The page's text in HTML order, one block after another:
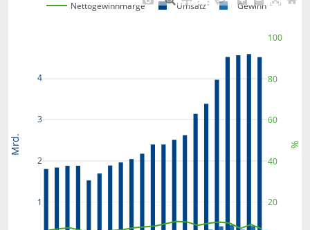
1
2
3
4
20
40
60
80
100
Nettogewinnmarge Umsatz Gewinn
Mrd. %